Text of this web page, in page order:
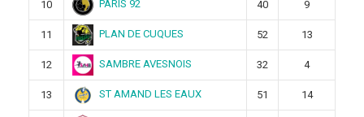
10 PARIS 92 40 9
11 PLAN DE CUQUES 52 13
12 SAMBRE AVESNOIS 32 4
13 ST AMAND LES EAUX 51 14